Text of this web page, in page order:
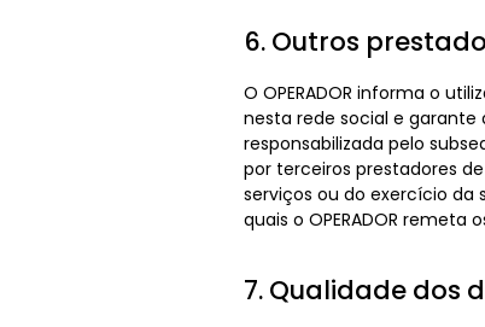
6. Outros
O OPERADOR informa o
nesta rede social e
responsabilizada pelo
por terceiros prestadores
serviços ou do exercício da
quais o OPERADOR
7. Qualidade dos